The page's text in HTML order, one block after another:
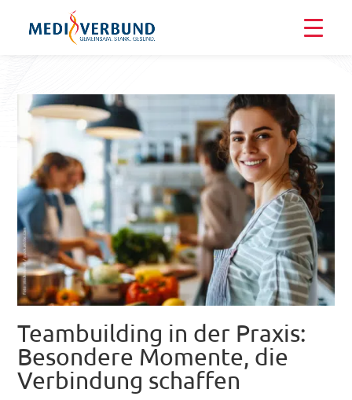
Teambuilding in der Praxis:
Besondere Momente, die
Verbindung schaffen